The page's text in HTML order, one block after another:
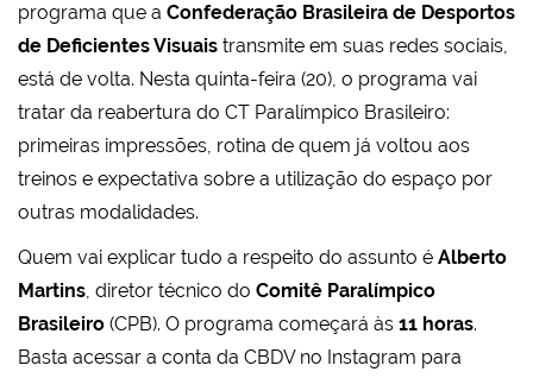
programa que a Confederação Brasileira de Desportos
de Deficientes Visuais transmite em suas redes sociais,
está de volta. Nesta quinta-feira (20), o programa vai
tratar da reabertura do CT Paralímpico Brasileiro:
primeiras impressões, rotina de quem já voltou aos
treinos e expectativa sobre a utilização do espaço por
outras modalidades.
Quem vai explicar tudo a respeito do assunto é Alberto
Martins, diretor técnico do Comitê Paralímpico
Brasileiro (CPB). O programa começará às 11 horas.
Basta acessar a conta da CBDV no Instagram para